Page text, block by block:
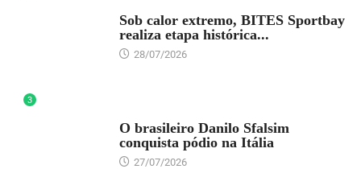
Sob calor extremo, BITES Sportbay
realiza etapa histórica...
28/07/2026
3
O brasileiro Danilo Sfalsim
conquista pódio na Itália
27/07/2026